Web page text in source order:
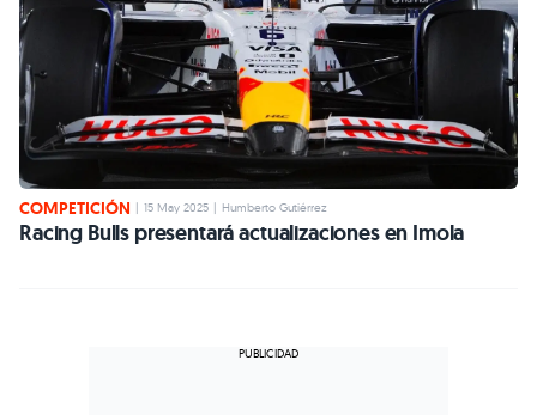
COMPETICIÓN 15 May 2025 Humberto Gutiérrez
Racing Bulls presentará actualizaciones en Imola